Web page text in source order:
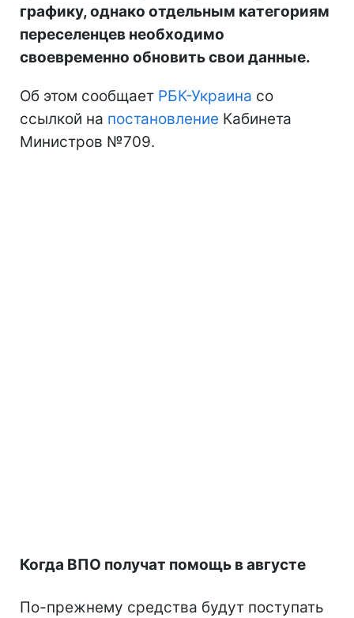
графику, однако отдельным категориям
переселенцев необходимо
своевременно обновить свои данные.
Об этом сообщает РБК-Украина со
ссылкой на постановление Кабинета
Министров №709.
Когда ВПО получат помощь в августе
По-прежнему средства будут поступать